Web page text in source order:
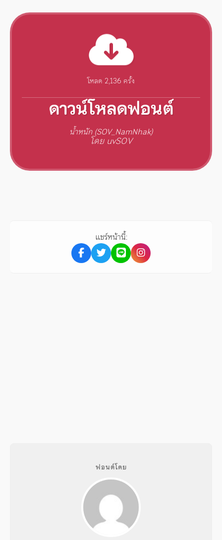
โหลด 2,136 ครั้ง
ดาวน์โหลดฟอนต์
น้ำหนัก (SOV_NamNhak)
โดย uvSOV
แชร์หน้านี้:
ฟอนต์โดย